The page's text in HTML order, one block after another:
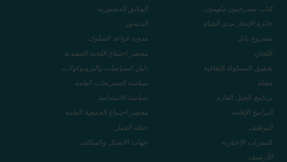
الوثائق الدستورية
الدستور
مدونة قواعد السلوك
محضر اجتماع اللجنة التنفيذية
دليل السياسات والبروتوكولات
سياسة التصريحات العامة
سياسة الاستدامة
محضر اجتماع الجمعية العامة
خطة العمل
جهات الاتصال والمكاتب
كتاب مسرحيون ملهمون
جائزة الإنجاز مدى الحياة
مشروع بابل
اللجان
تحقيق المساواة الثقافية
مجلة
برنامج الجيل القادم
البرامج الإقامة
التوظيف
النشرات الإخبارية
الأرشيف